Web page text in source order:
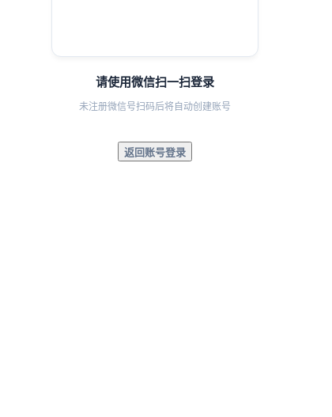
请使用微信扫一扫登录
未注册微信号扫码后将自动创建账号
返回账号登录